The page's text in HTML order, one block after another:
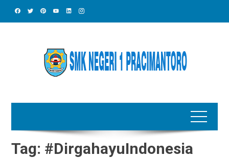
Tag: #DirgahayuIndonesia